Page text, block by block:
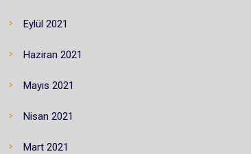
Eylül 2021
Haziran 2021
Mayıs 2021
Nisan 2021
Mart 2021